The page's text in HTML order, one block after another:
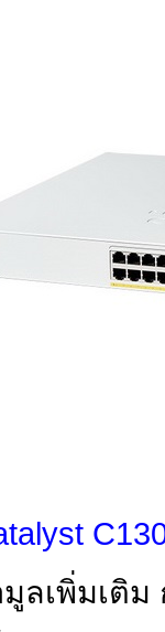
ลเพิ่มเติ